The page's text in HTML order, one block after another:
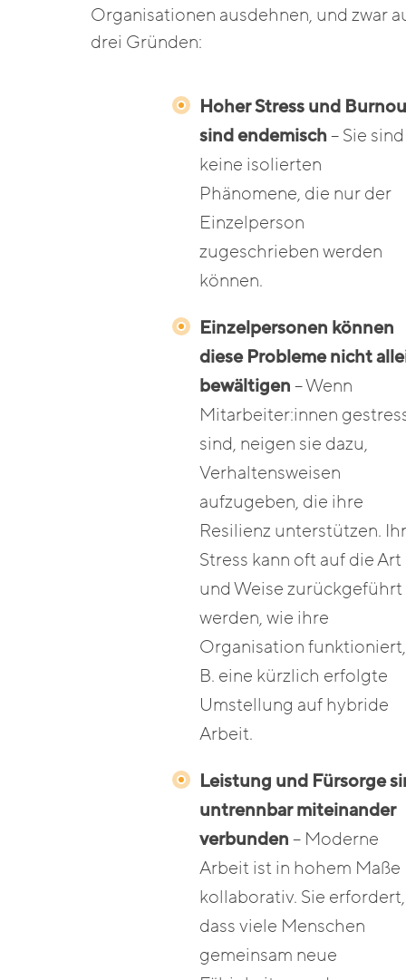
Organisationen ausdehnen, und zwar
drei Gründen:
Hoher Stress und
sind endemisch– Sie sind
keine isolierten
Phänomene, die nur der
Einzelperson
zugeschrieben werden
können.
Einzelpersonen können
diese Probleme nicht
bewältigen– Wenn
Mitarbeiter:innen
sind, neigen sie dazu,
Verhaltensweisen
aufzugeben, die ihre
Resilienz unterstützen. Ihr
Stress kann oft auf die Art
und Weise zurückgeführt
werden, wie ihre
Organisation
B. eine kürzlich erfolgte
Umstellung auf hybride
Arbeit.
Leistung und Fürsorge
untrennbar miteinander
verbunden– Moderne
Arbeit ist in hohem Maße
kollaborativ. Sie erfordert,
dass viele Menschen
gemeinsam neue